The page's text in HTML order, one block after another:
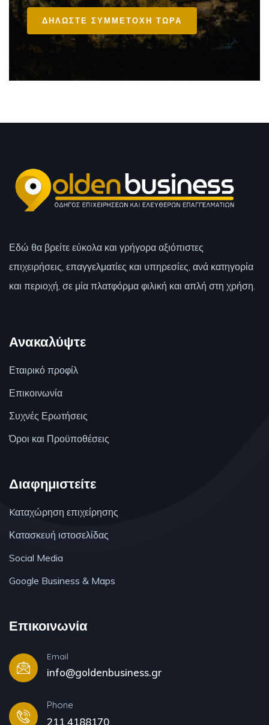
ΔΗΛΩΣΤΕ ΣΥΜΜΕΤΟΧΗ ΤΩΡΑ
Εδώ θα βρείτε εύκολα και γρήγορα αξιόπιστες
επιχειρήσεις, επαγγελματίες και υπηρεσίες, ανά κατηγορία
και περιοχή, σε μία πλατφόρμα φιλική και απλή στη χρήση.
Ανακαλύψτε
Εταιρικό προφίλ
Επικοινωνία
Συχνές Ερωτήσεις
Όροι και Προϋποθέσεις
Διαφημιστείτε
Kαταχώρηση επιχείρησης
Κατασκευή ιστοσελίδας
Social Media
Google Business & Maps
Επικοινωνία
Email
info@goldenbusiness.gr
Phone
211 4188170